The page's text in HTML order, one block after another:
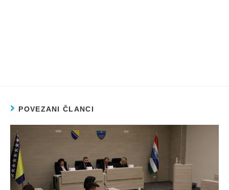
POVEZANI ČLANCI